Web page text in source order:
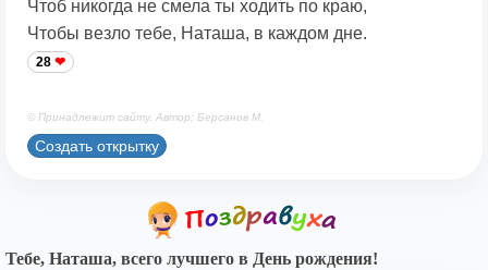
Чтоб никогда не смела ты ходить по краю,
Чтобы везло тебе, Наташа, в каждом дне.
28
© Принадлежит сайту. Автор: Берсанов М.
Создать открытку
Тебе, Наташа, всего лучшего в День рождения!